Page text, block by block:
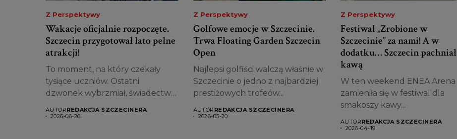
Z Perspektywy
Wakacje oficjalnie rozpoczęte.
Szczecin przygotował lato pełne
atrakcji!
To moment, na który czekały
tysiące uczniów. Ostatni
dzwonek wybrzmiał, świadectwa
AUTORREDAKCJA SZCZECINERA
2026-06-26
Z Perspektywy
Golfowe emocje w Szczecinie.
Trwa Floating Garden Szczecin
Open
Najlepsi golfiści walczą właśnie w
Szczecinie o jedno z najbardziej
prestiżowych trofeów...
AUTOR REDAKCJA SZCZECINERA
2026-05-20
Z Perspektywy
Festiwal „Zrobione w
Szczecinie” za nami! A w
dodatku… Szczecin pachniał
kawą
W ten weekend ENEA Arena
zamieniła się w festiwal dla
smakoszy kawy...
AUTORREDAKCJA SZCZECINERA
2026-04-19